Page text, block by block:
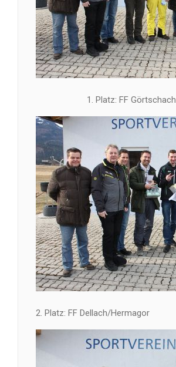
1. Platz: FF Görtschach
2. Platz: FF Dellach/Hermagor